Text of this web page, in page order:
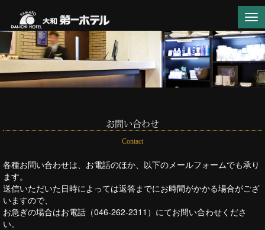
お問い合わせ
Contact
各種お問い合わせは、お電話のほか、以下のメールフォームでも承り
ます。
送信いただいた日時によっては返答までにお時間がかかる場合がござ
いますので、
お急ぎの場合はお電話（046-262-2311）にてお問い合わせくださ
い。